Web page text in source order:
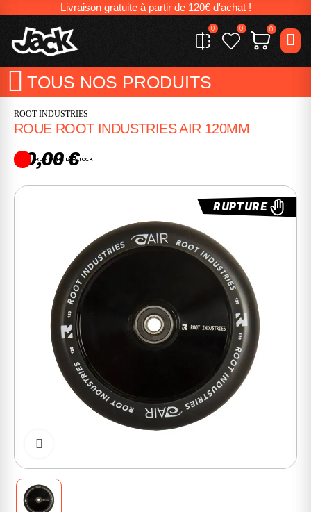
Livraison gratuite à partir de 120€ d'achat !
0 0 0
TOUS NOS PRODUITS
ROOT INDUSTRIES
ROUE ROOT INDUSTRIES AIR 120MM
30,00 €
RUPTURE DE STOCK
RUPTURE